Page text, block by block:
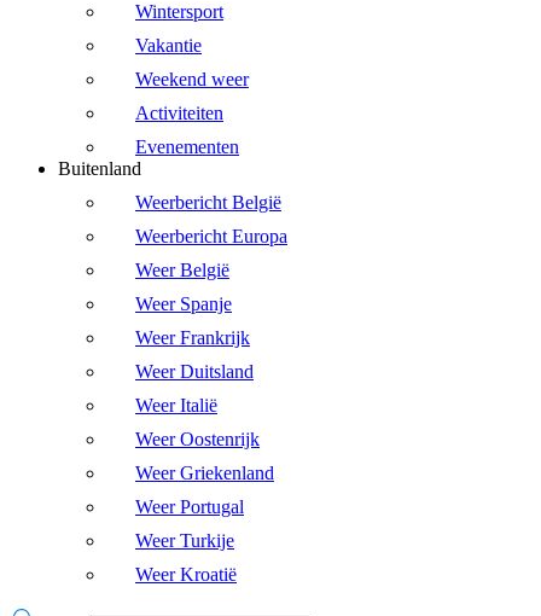
Wintersport
Vakantie
Weekend weer
Activiteiten
Evenementen
Buitenland
Weerbericht België
Weerbericht Europa
Weer België
Weer Spanje
Weer Frankrijk
Weer Duitsland
Weer Italië
Weer Oostenrijk
Weer Griekenland
Weer Portugal
Weer Turkije
Weer Kroatië